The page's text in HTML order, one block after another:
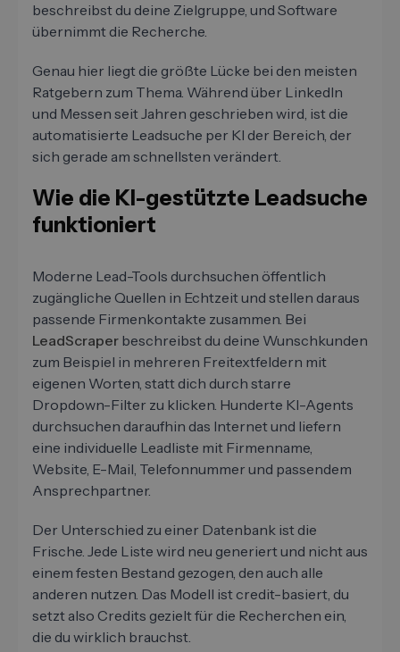
beschreibst du deine Zielgruppe, und Software
übernimmt die Recherche.
Genau hier liegt die größte Lücke bei den meisten
Ratgebern zum Thema. Während über LinkedIn
und Messen seit Jahren geschrieben wird, ist die
automatisierte Leadsuche per KI der Bereich, der
sich gerade am schnellsten verändert.
Wie die KI-gestützte Leadsuche
funktioniert
Moderne Lead-Tools durchsuchen öffentlich
zugängliche Quellen in Echtzeit und stellen daraus
passende Firmenkontakte zusammen. Bei
LeadScraper beschreibst du deine Wunschkunden
zum Beispiel in mehreren Freitextfeldern mit
eigenen Worten, statt dich durch starre
Dropdown-Filter zu klicken. Hunderte KI-Agents
durchsuchen daraufhin das Internet und liefern
eine individuelle Leadliste mit Firmenname,
Website, E-Mail, Telefonnummer und passendem
Ansprechpartner.
Der Unterschied zu einer Datenbank ist die
Frische. Jede Liste wird neu generiert und nicht aus
einem festen Bestand gezogen, den auch alle
anderen nutzen. Das Modell ist credit-basiert, du
setzt also Credits gezielt für die Recherchen ein,
die du wirklich brauchst.